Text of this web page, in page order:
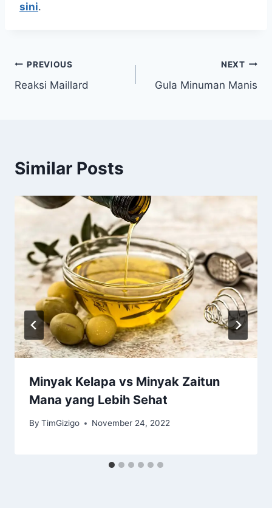
sini.
Post
navigation
PREVIOUS
Reaksi Maillard
NEXT
Gula Minuman Manis
Similar Posts
Minyak Kelapa vs Minyak Zaitun
Mana yang Lebih Sehat
By TimGizigo November 24, 2022